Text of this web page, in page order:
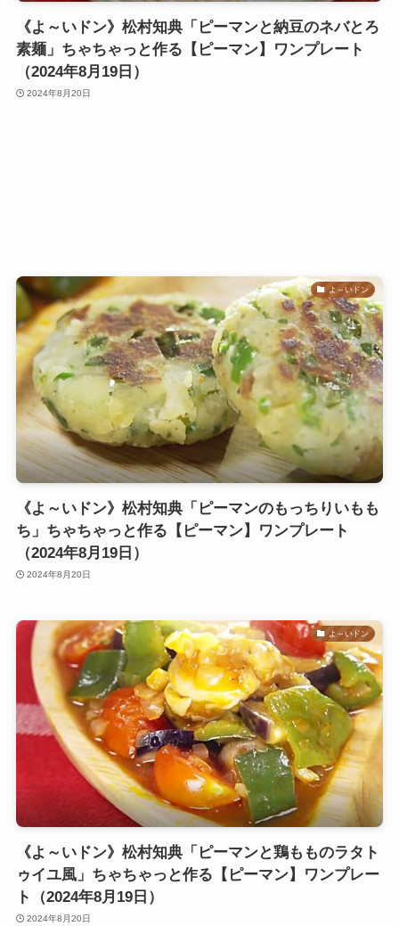
《よ～いドン》松村知典「ピーマンと納豆のネバとろ
素麺」ちゃちゃっと作る【ピーマン】ワンプレート
（2024年8月19日）
2024年8月20日
よ～いドン
《よ～いドン》松村知典「ピーマンのもっちりいもも
ち」ちゃちゃっと作る【ピーマン】ワンプレート
（2024年8月19日）
2024年8月20日
よ～いドン
《よ～いドン》松村知典「ピーマンと鶏もものラタト
ゥイユ風」ちゃちゃっと作る【ピーマン】ワンプレー
ト（2024年8月19日）
2024年8月20日